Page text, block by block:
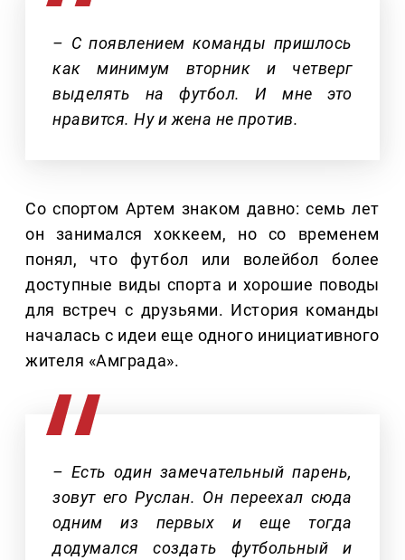
– С появлением команды пришлось
как минимум вторник и четверг
выделять на футбол. И мне это
нравится. Ну и жена не против.
Со спортом Артем знаком давно: семь лет
он занимался хоккеем, но со временем
понял, что футбол или волейбол более
доступные виды спорта и хорошие поводы
для встреч с друзьями. История команды
началась с идеи еще одного инициативного
жителя «Амграда».
– Есть один замечательный парень,
зовут его Руслан. Он переехал сюда
одним из первых и еще тогда
додумался создать футбольный и